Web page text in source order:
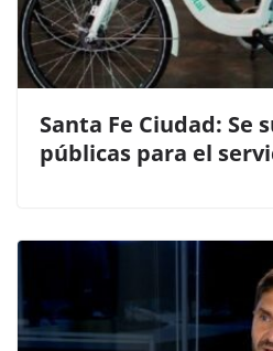
Santa Fe Ciudad: Se
públicas para el